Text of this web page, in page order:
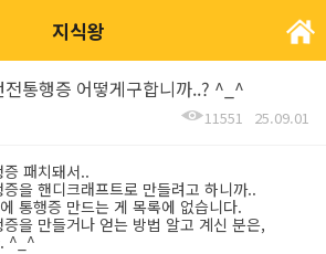
지식왕
통행증 어떻게구합니까..? ^_^
11551 25.09.01
패치돼서..
을 핸디크래프트로 만들려고 하니까..
통행증 만드는 게 목록에 없습니다.
을 만들거나 얻는 방법 알고 계신 분은,
^_^